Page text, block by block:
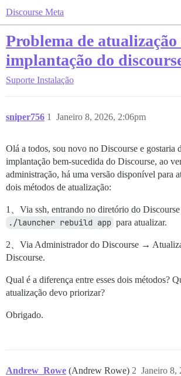
Discourse Meta
Problema de atualização
implantação do
Suporte Instalação
sniper756 Janeiro 8, 2026, 2:06pm
1
Olá a todos, sou novo no Discourse e gostaria
implantação bem-sucedida do Discourse, ao
administração, há uma versão disponível para
dois métodos de atualização:
1、Via ssh, entrando no diretório do
./launcher rebuild app para atualizar.
2、Via Administrador do Discourse →
Discourse.
Qual é a diferença entre esses dois métodos?
atualização devo priorizar?
Obrigado.
Andrew_Rowe (Andrew Rowe) Janeiro 8,
2